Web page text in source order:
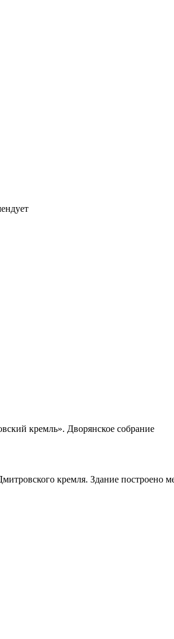
кремль». Дворянское собрание
кремля. Здание построено